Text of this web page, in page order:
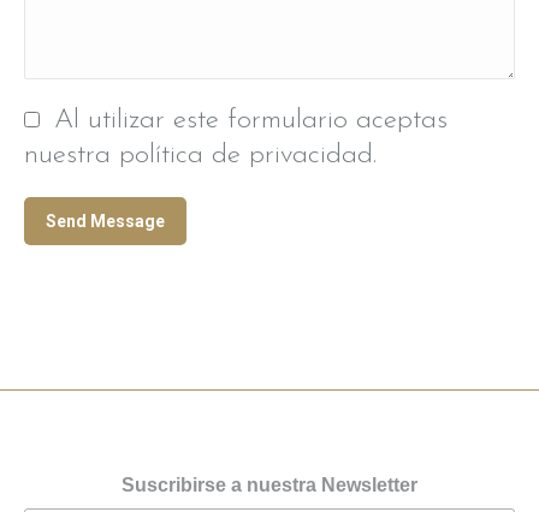
Al utilizar este formulario aceptas
nuestra política de privacidad.
Send Message
Suscribirse a nuestra Newsletter